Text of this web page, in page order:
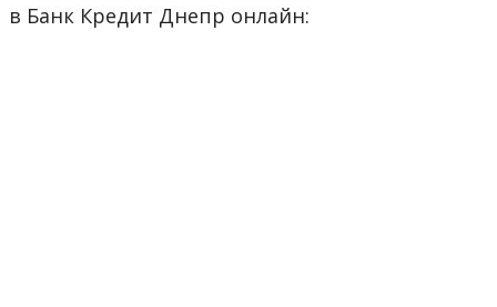
в Банк Кредит Днепр онлайн: